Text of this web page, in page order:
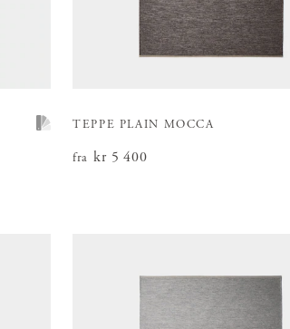
TEPPE PLAIN MOCCA
fra Pris :kr 5 400
kr 5 400